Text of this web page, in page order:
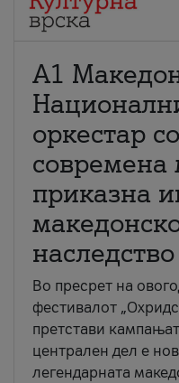
А1
оркестар
современа
приказна
наследство
Во пресрет на
фестивалот
претстави
централен дел е
легендарната